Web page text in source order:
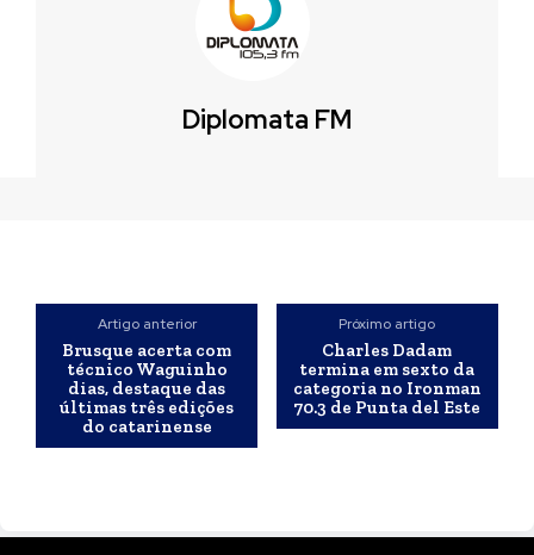
Diplomata FM
Artigo anterior
Brusque acerta com
técnico Waguinho
dias, destaque das
últimas três edições
do catarinense
Próximo artigo
Charles Dadam
termina em sexto da
categoria no Ironman
70.3 de Punta del Este